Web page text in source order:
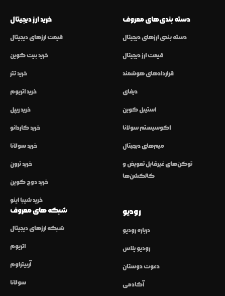
خرید ارز دیجیتال
قیمت ارزهای دیجیتال
خرید بیت کوین
خرید تتر
خرید اتریوم
خرید ریپل
خرید کاردانو
خرید سولانا
خرید ترون
خرید دوج کوین
خرید شیبا اینو
دسته بندی‌های معروف
دسته بندی ارزهای دیجیتال
قیمت ارز دیجیتال
قراردادهای هوشمند
دیفای
استیبل کوین
اکوسیستم سولانا
میم‌های دیجیتال
توکن‌های غیرقابل تعویض و
کالکشن‌ها
شبکه های معروف
شبکه ارزهای دیجیتال
اتریوم
آربیتراوم
سولانا
رودیو
درباره رودیو
رودیو پلاس
دعوت دوستان
آکادمی